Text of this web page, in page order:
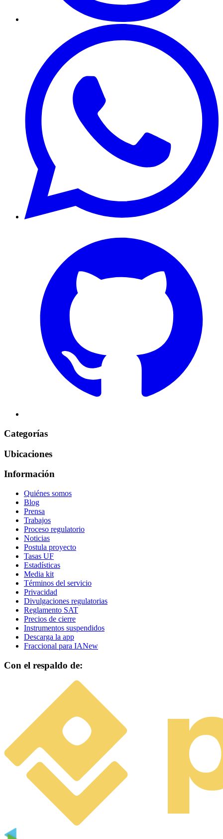
Categorías
Ubicaciones
Información
Quiénes somos
Blog
Prensa
Trabajos
Proceso regulatorio
Noticias
Postula proyecto
Tasas UF
Estadísticas
Media kit
Términos del servicio
Privacidad
Divulgaciones regulatorias
Reglamento SAT
Precios de cierre
Instrumentos suspendidos
Descarga la app
Fraccional para IANew
Con el respaldo de: